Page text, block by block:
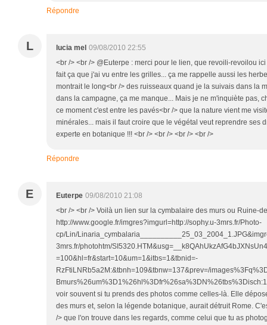
Répondre
L lucia mel 09/08/2010 22:55
<br /> <br /> @Euterpe : merci pour le lien, que revoili-revoilou
fait ça que j'ai vu entre les grilles... ça me rappelle aussi les
montrait le long<br /> des ruisseaux quand je la suivais dans la
dans la campagne, ça me manque... Mais je ne m'inquiète pas,
ce moment c'est entre les pavés<br /> que la nature vient me
minérales... mais il faut croire que le végétal veut reprendre ses
experte en botanique !!! <br /> <br /> <br /> <br />
Répondre
E Euterpe 09/08/2010 21:08
<br /> <br /> Voilà un lien sur la cymbalaire des murs ou Ruine-
http://www.google.fr/imgres?imgurl=http://sophy.u-3mrs.fr/Photo-
cp/Lin/
3mrs.fr/photohtm/
=100&hl=fr&start=10&um=1&itbs=1&tbnid=-
RzFtiLNRb5a2M:&tbnh=109&tbnw=137&prev=/
voir souvent si tu prends des photos comme celles-là. Elle
des murs et, selon la légende botanique, aurait détruit Rome.
/> que l'on trouve dans les regards, comme celui que tu as